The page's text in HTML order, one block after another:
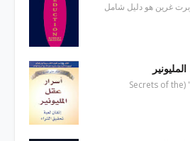
غرين هو دليل شامل
كتاب "أسرار عقلية المليونير" (Secrets of the